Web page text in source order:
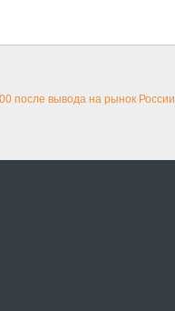
после вывода на рынок России